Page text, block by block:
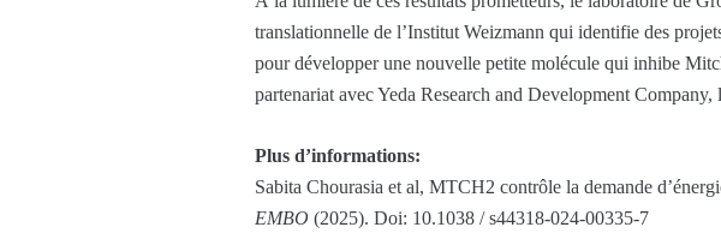
translationnelle de l’Institut Weizmann qui identifie des
pour développer une nouvelle petite molécule qui inhibe
partenariat avec Yeda Research and Development
Plus d’informations:
Sabita Chourasia et al, MTCH2 contrôle la demande
EMBO (2025). Doi: 10.1038 / s44318-024-00335-7